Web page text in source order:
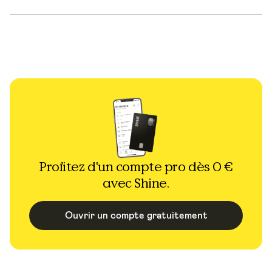
Profitez d'un compte pro dès 0 €
avec Shine.
Ouvrir un compte gratuitement